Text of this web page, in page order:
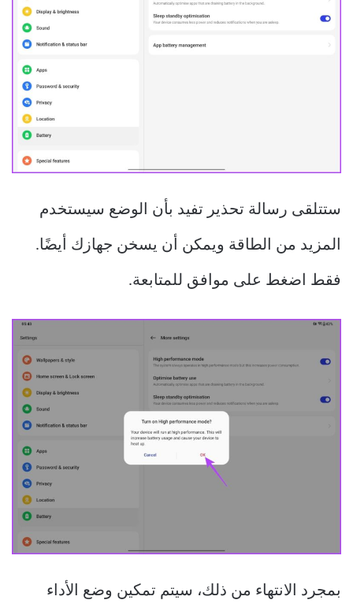
ستتلقى رسالة تحذير تفيد بأن الوضع سيستخدم
المزيد من الطاقة ويمكن أن يسخن جهازك أيضًا.
فقط اضغط على موافق للمتابعة.
بمجرد الانتهاء من ذلك، سيتم تمكين وضع الأداء